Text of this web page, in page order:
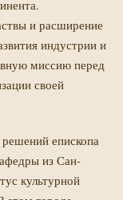
и расширение
индустрии и
миссию перед
своей
епископа
из Сан-
культурной